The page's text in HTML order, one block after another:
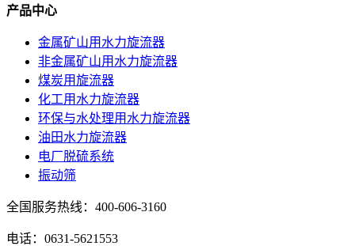
产品中心
金属矿山用水力旋流器
非金属矿山用水力旋流器
煤炭用旋流器
化工用水力旋流器
环保与水处理用水力旋流器
油田水力旋流器
电厂脱硫系统
振动筛
全国服务热线：400-606-3160
电话：0631-5621553